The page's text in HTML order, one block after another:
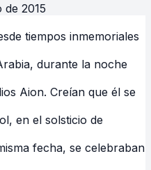
de 2015
tiempos inmemoriales
durante la noche
Aion. Creían que él se
en el solsticio de
fecha, se celebraban